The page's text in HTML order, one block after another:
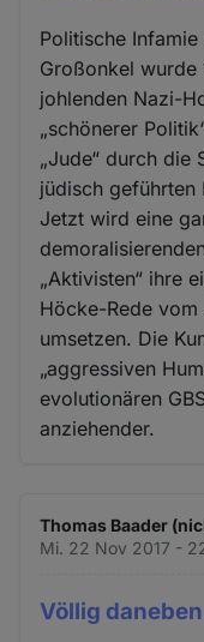
Politische
Großonkel
johlenden Nazi-
„schönerer
„Jude“ durch die
jüdisch geführten
Jetzt wird eine
„Aktivisten“ ihre
Höcke-Rede
umsetzen. Die
„aggressiven
evolutionären
anziehender.
Thomas Baader
Mi. 22 Nov 2017 -
Völlig